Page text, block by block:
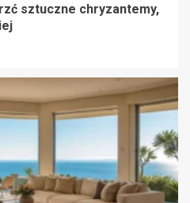
sztuczne chryzantemy,